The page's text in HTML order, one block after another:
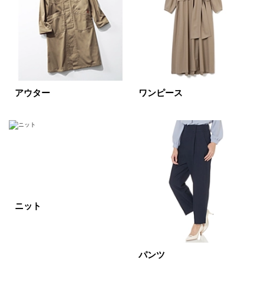
表示オプション
すべて 新着
SALE商品 予約品
再入荷 ラスト1
グレー
ベージュ オレンジ
ピンク
アウター ワンピース
ニット
パンツ